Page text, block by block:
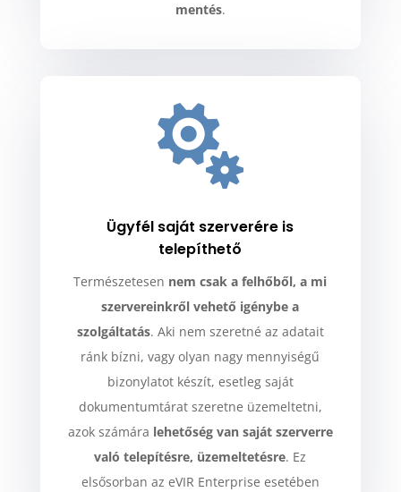
mentés.

Ügyfél saját szerverére is
telepíthető
Természetesen nem csak a felhőből, a mi
szervereinkről vehető igénybe a
szolgáltatás. Aki nem szeretné az adatait
ránk bízni, vagy olyan nagy mennyiségű
bizonylatot készít, esetleg saját
dokumentumtárat szeretne üzemeltetni,
azok számára lehetőség van saját szerverre
való telepítésre, üzemeltetésre. Ez
elsősorban az eVIR Enterprise esetében